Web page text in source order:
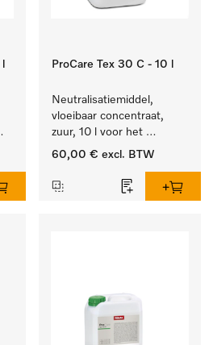
ProCare Tex 30 C - 10 l
Neutralisatiemiddel,
vloeibaar concentraat,
zuur, 10 l voor het
optimaal beschermen van
betrouwbare neutralisatie.
60,00 € excl. BTW